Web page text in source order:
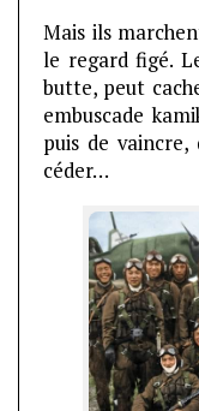
Mais ils
le regard figé.
butte, peut
embuscade
puis de
céder…